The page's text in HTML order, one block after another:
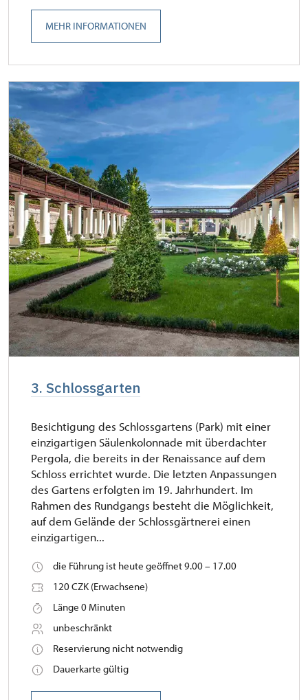
MEHR INFORMATIONEN
3. Schlossgarten
Besichtigung des Schlossgartens (Park) mit einer
einzigartigen Säulenkolonnade mit überdachter
Pergola, die bereits in der Renaissance auf dem
Schloss errichtet wurde. Die letzten Anpassungen
des Gartens erfolgten im 19. Jahrhundert. Im
Rahmen des Rundgangs besteht die Möglichkeit,
auf dem Gelände der Schlossgärtnerei einen
einzigartigen...
die Führung ist heute geöffnet 9.00 – 17.00
120 CZK (Erwachsene)
Länge 0 Minuten
unbeschränkt
Reservierung nicht notwendig
Dauerkarte gültig